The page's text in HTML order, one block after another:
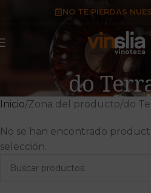
NO TE PIERDAS
do
Inicio Zona del producto do
No se han encontrado
selección.